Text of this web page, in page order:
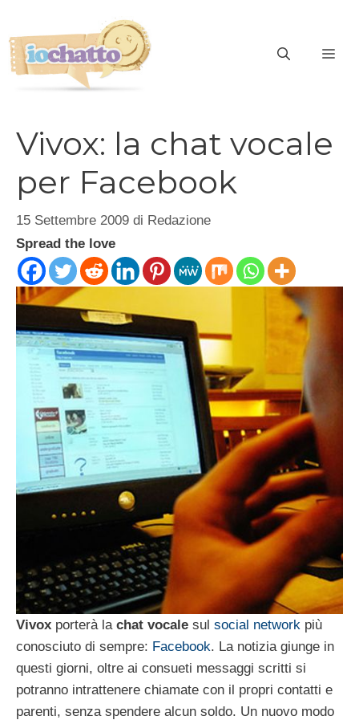
contenuto
Vivox: la chat vocale
per Facebook
15 Settembre 2009 di Redazione
Spread the love
Vivox porterà la chat vocale sul social network più
conosciuto di sempre: Facebook. La notizia giunge in
questi giorni, oltre ai consueti messaggi scritti si
potranno intrattenere chiamate con il propri contatti e
parenti, senza spendere alcun soldo. Un nuovo modo